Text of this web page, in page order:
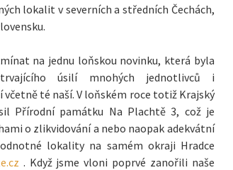
lokalit v severních a středních Čechách,
na jednu loňskou novinku, která byla
úsilí mnohých jednotlivců i
té naší. V loňském roce totiž Krajský
Přírodní památku Na Plachtě 3, což je
o zlikvidování a nebo naopak adekvátní
lokality na samém okraji Hradce
. Když jsme vloni poprvé zanořili naše